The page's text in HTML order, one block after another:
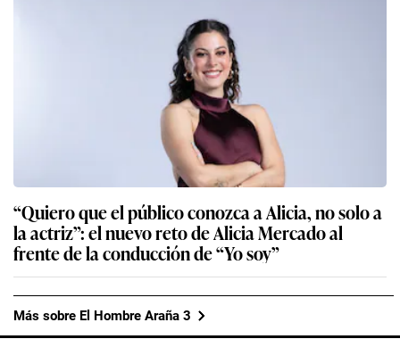
“Quiero que el público conozca a Alicia, no solo a
la actriz”: el nuevo reto de Alicia Mercado al
frente de la conducción de “Yo soy”
Más sobre El Hombre Araña 3